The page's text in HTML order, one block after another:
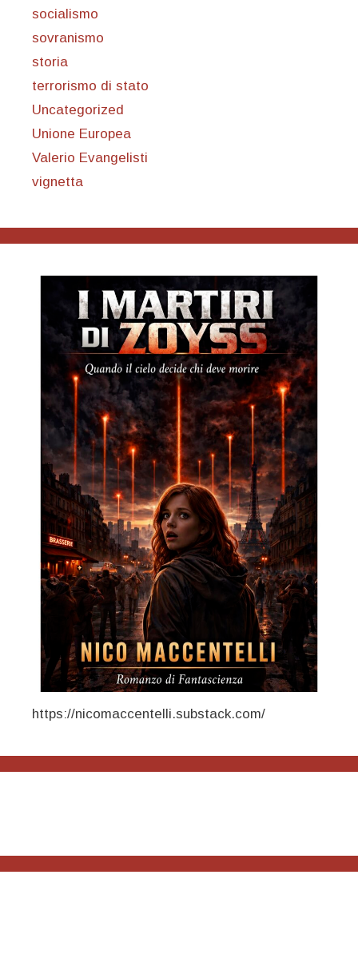
socialismo
sovranismo
storia
terrorismo di stato
Uncategorized
Unione Europea
Valerio Evangelisti
vignetta
https://nicomaccentelli.substack.com/